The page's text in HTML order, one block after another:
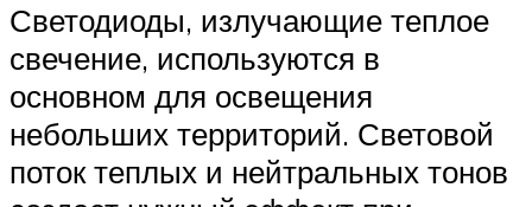
Светодиоды, излучающие теплое
свечение, используются в
основном для освещения
небольших территорий. Световой
поток теплых и нейтральных тонов